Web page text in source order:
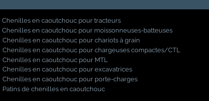
Chenilles en caoutchouc pour tracteurs
Chenilles en caoutchouc pour moissonneuses-batteuses
Chenilles en caoutchouc pour chariots à grain
Chenilles en caoutchouc pour chargeuses compactes/CTL
Chenilles en caoutchouc pour MTL
Chenilles en caoutchouc pour excavatrices
Chenilles en caoutchouc pour porte-charges
Patins de chenilles en caoutchouc